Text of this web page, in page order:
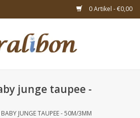
0 Artikel - €0,00
junge taupee -
JUNGE TAUPEE - 50M/3MM